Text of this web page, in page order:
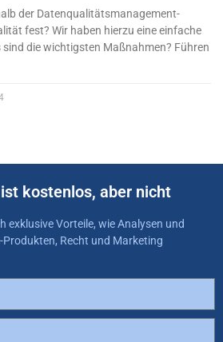
der Datenqualitätsmanagement-
fest? Wir haben hierzu eine einfache
die wichtigsten Maßnahmen? Führen
kostenlos, aber nicht
exklusive Vorteile, wie Analysen und
Recht und Marketing